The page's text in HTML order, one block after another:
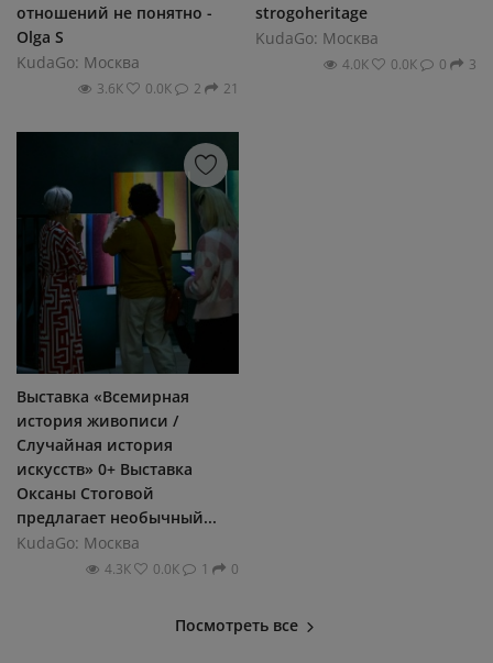
отношений не понятно -
Olga S
KudaGo: Москва
3.6К 0.0К 2 21
strogoheritage
KudaGo: Москва
4.0К 0.0К 0 3
Выставка «Всемирная
история живописи /
Случайная история
искусств» 0+ Выставка
Оксаны Стоговой
предлагает необычный...
KudaGo: Москва
4.3К 0.0К 1 0
Посмотреть все